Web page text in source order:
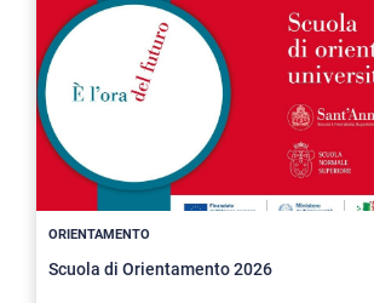
ORIENTAMENTO
Scuola di Orientamento 2026